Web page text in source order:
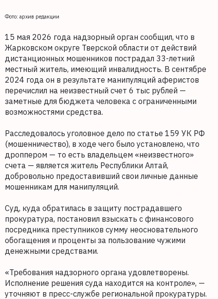
Фото: архив редакции
15 мая 2026 года надзорный орган сообщил, что в
Жарковском округе Тверской области от действий
дистанционных мошенников пострадал 33-летний
местный житель, имеющий инвалидность. В сентябре
2024 года он в результате манипуляций аферистов
перечислил на неизвестный счет 6 тыс рублей —
заметные для бюджета человека с ограниченными
возможностями средства.
Расследовалось уголовное дело по статье 159 УК РФ
(мошенничество), в ходе чего было установлено, что
дроппером — то есть владельцем «неизвестного»
счета — является житель Республики Алтай,
добровольно предоставивший свои личные данные
мошенникам для манипуляций.
Суд, куда обратилась в защиту пострадавшего
прокуратура, постановил взыскать с финансового
посредника преступников сумму неосновательного
обогащения и проценты за пользование чужими
денежными средствами.
«Требования надзорного органа удовлетворены.
Исполнение решения суда находится на контроле», —
уточняют в пресс-службе региональной прокуратуры.